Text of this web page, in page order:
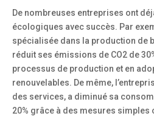
De nombreuses entreprises ont
écologiques avec succès. Par
spécialisée dans la production de
réduit ses émissions de CO2 de
processus de production et en
renouvelables. De même,
des services, a diminué sa
20% grâce à des mesures simples